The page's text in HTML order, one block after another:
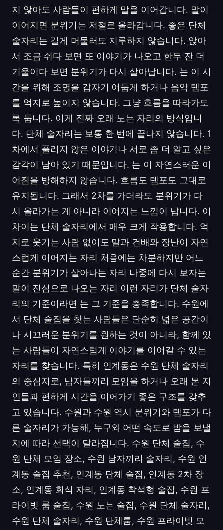
지 않아도 사람들이 편하게 말을 이어갑니다. 말이
이어지면 분위기는 저절로 올라갑니다. 좋은 단체
술자리는 길게 머물러도 지루하지 않습니다. 앉아
서 조금 쉬다 보면 또 이야기가 나오고 한두 잔 더
기울이다 보면 분위기가 다시 살아납니다. 는 이 시
간을 위해 조명을 갑자기 어둡게 하거나 음악 템포
를 억지로 높이지 않습니다. 그냥 흐름을 따라가도
록 둡니다. 이게 진짜 오래 노는 자리의 방식입니
다. 단체 술자리는 보통 한 번에 끝나지 않습니다. 1
차에서 풀리지 않은 이야기나 서로 좀 더 알고 싶은
감각이 남아 있기 때문입니다. 는 이 자연스러운 이
어짐을 방해하지 않습니다. 흐름도 템포도 그대로
유지됩니다. 그래서 2차를 가더라도 분위기가 다
시 올라가는 게 아니라 이어지는 느낌이 납니다. 이
차이는 단체 술자리에서 매우 크게 작용합니다. 억
지로 웃기는 사람 없이도 말과 건배와 장난이 자연
스럽게 이어지는 자리 처음에는 차분하지만 어느
순간 분위기가 살아나는 자리 나중에 다시 보자는
말이 진심으로 나오는 자리 이런 자리가 단체 술자
리의 기준이라면 는 그 기준을 충족합니다. 수원에
서 단체 술집을 찾는 사람들은 단순히 넓은 공간이
나 시끄러운 분위기를 원하는 것이 아니라, 함께 있
는 사람들이 자연스럽게 이야기를 이어갈 수 있는
자리를 찾습니다. 특히 인계동은 수원 단체 술자리
의 중심지로, 남자들끼리 모임을 하거나 오래 본 지
인들과 편하게 시간을 이어가기 좋은 구조를 갖추
고 있습니다. 수원과 수원 역시 분위기와 템포가 다
른 술자리가 가능해, 누구와 어떤 속도로 밤을 보낼
지에 따라 선택이 달라집니다. 수원 단체 술집, 수
원 단체 모임 장소, 수원 남자끼리 술자리, 수원 인
계동 술집 추천, 인계동 단체 술집, 인계동 2차 장
소, 인계동 회식 자리, 인계동 착석형 술집, 수원 프
라이빗 룸 술집, 수원 노는 술집, 수원 단체 술자리,
수원 단체 술자리, 수원 단체룸, 수원 프라이빗 모